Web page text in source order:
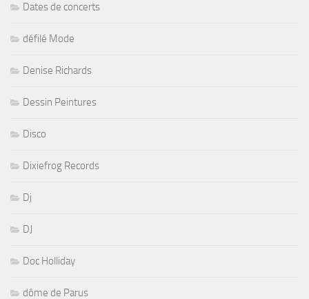
Dates de concerts
défilé Mode
Denise Richards
Dessin Peintures
Disco
Dixiefrog Records
Dj
DJ
Doc Holliday
dôme de Parus